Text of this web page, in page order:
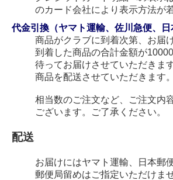
のカード会社により表示方法が
代金引換（ヤマト運輸、佐川急便、
商品がクラブに到着次第、お届
到着した商品の合計金額が
待ってお届けさせていただきま
商品を配送させていただきます
相当数のご注文など、ご注文内
ございます。ご了承ください。
配送
お届けにはヤマト運輸、日本郵
郵便局留めはご指定いただけま